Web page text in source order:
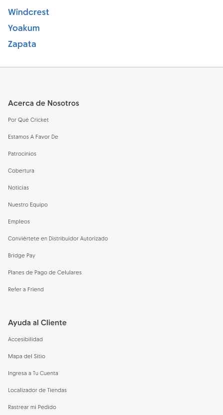
Windcrest
Yoakum
Zapata
Acerca de Nosotros
Por Qué Cricket
Estamos A Favor De
Patrocinios
Cobertura
Noticias
Nuestro Equipo
Empleos
Conviértete en Distribuidor Autorizado
Bridge Pay
Planes de Pago de Celulares
Refer a Friend
Ayuda al Cliente
Accesibilidad
Mapa del Sitio
Ingresa a Tu Cuenta
Localizador de Tiendas
Rastrear mi Pedido